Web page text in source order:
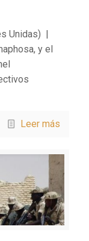
Unidas) |
y el
Leer más